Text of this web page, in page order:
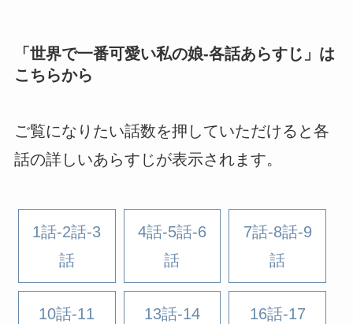
「 世界で一番可愛い私の娘-各話あらすじ 」は
こちらから
ご覧になりたい話数を押していただけると各
話の詳しいあらすじが表示されます。
1話-2話-3
話
4話-5話-6
話
7話-8話-9
話
10話-11
13話-14
16話-17